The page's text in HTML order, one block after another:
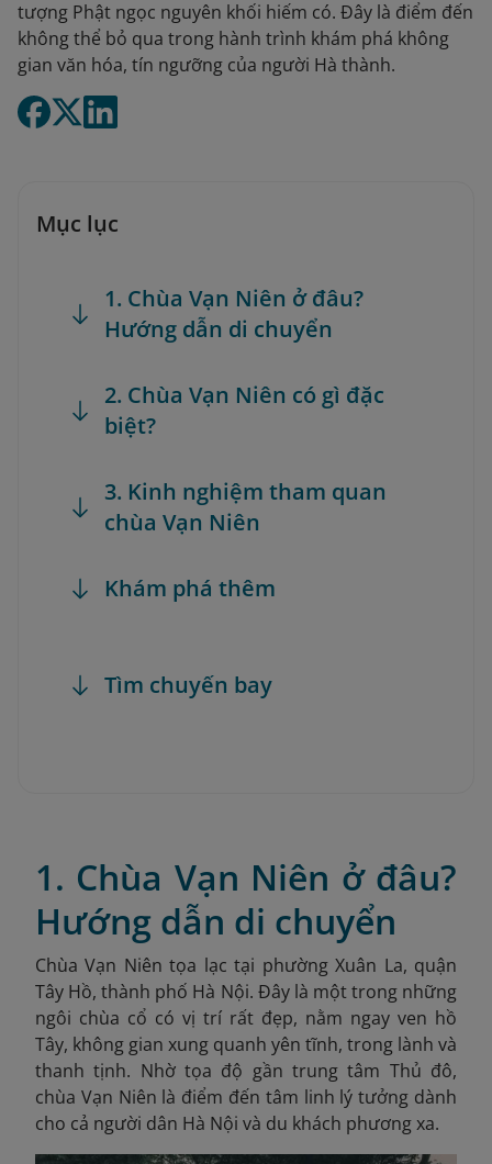
tượng Phật ngọc nguyên khối hiếm có. Đây là điểm đến
không thể bỏ qua trong hành trình khám phá không
gian văn hóa, tín ngưỡng của người Hà thành.
Mục lục
1. Chùa Vạn Niên ở đâu?
Hướng dẫn di chuyển
2. Chùa Vạn Niên có gì đặc
biệt?
3. Kinh nghiệm tham quan
chùa Vạn Niên
Khám phá thêm
Tìm chuyến bay
1. Chùa Vạn Niên ở đâu?
Hướng dẫn di chuyển
Chùa Vạn Niên tọa lạc tại phường Xuân La, quận
Tây Hồ, thành phố Hà Nội. Đây là một trong những
ngôi chùa cổ có vị trí rất đẹp, nằm ngay ven hồ
Tây, không gian xung quanh yên tĩnh, trong lành và
thanh tịnh. Nhờ tọa độ gần trung tâm Thủ đô,
chùa Vạn Niên là điểm đến tâm linh lý tưởng dành
cho cả người dân Hà Nội và du khách phương xa.